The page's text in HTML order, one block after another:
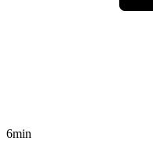
6min